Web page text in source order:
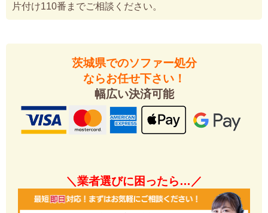
片付け110番までご相談ください。
茨城県でのソファー処分
ならお任せ下さい！
幅広い決済可能
＼業者選びに困ったら…／